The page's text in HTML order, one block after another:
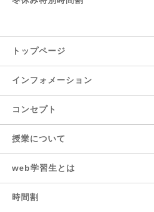
トップページ
インフォメーション
コンセプト
授業について
web学習生とは
時間割